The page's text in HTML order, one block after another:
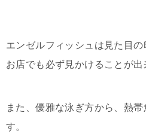
エンゼルフィッシュは見た目
お店でも必ず見かけることが出
また、優雅な泳ぎ方から、熱
す。